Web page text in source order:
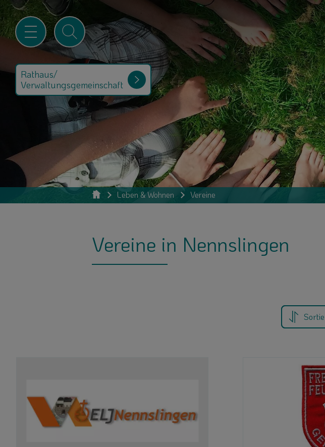
Rathaus/
Verwaltungsgemeinschaft
Leben & Wohnen Vereine
Vereine in Nennslingen